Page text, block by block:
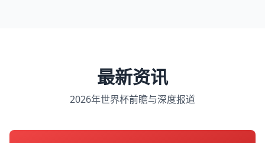
最新资讯
2026年世界杯前瞻与深度报道